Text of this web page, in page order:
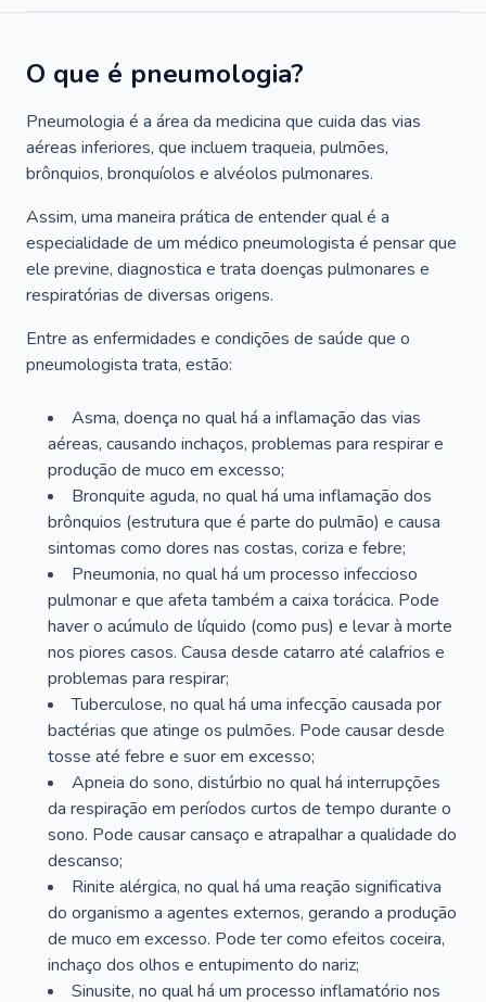
O que é pneumologia?
Pneumologia é a área da medicina que cuida das vias
aéreas inferiores, que incluem traqueia, pulmões,
brônquios, bronquíolos e alvéolos pulmonares.
Assim, uma maneira prática de entender qual é a
especialidade de um médico pneumologista é pensar que
ele previne, diagnostica e trata doenças pulmonares e
respiratórias de diversas origens.
Entre as enfermidades e condições de saúde que o
pneumologista trata, estão:
Asma, doença no qual há a inflamação das vias
aéreas, causando inchaços, problemas para respirar e
produção de muco em excesso;
Bronquite aguda, no qual há uma inflamação dos
brônquios (estrutura que é parte do pulmão) e causa
sintomas como dores nas costas, coriza e febre;
Pneumonia, no qual há um processo infeccioso
pulmonar e que afeta também a caixa torácica. Pode
haver o acúmulo de líquido (como pus) e levar à morte
nos piores casos. Causa desde catarro até calafrios e
problemas para respirar;
Tuberculose, no qual há uma infecção causada por
bactérias que atinge os pulmões. Pode causar desde
tosse até febre e suor em excesso;
Apneia do sono, distúrbio no qual há interrupções
da respiração em períodos curtos de tempo durante o
sono. Pode causar cansaço e atrapalhar a qualidade do
descanso;
Rinite alérgica, no qual há uma reação significativa
do organismo a agentes externos, gerando a produção
de muco em excesso. Pode ter como efeitos coceira,
inchaço dos olhos e entupimento do nariz;
Sinusite, no qual há um processo inflamatório nos